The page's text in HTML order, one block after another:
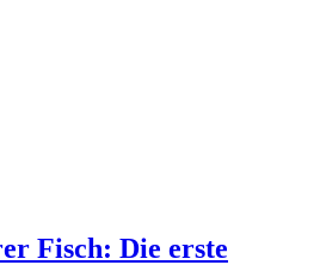
Fisch: Die erste